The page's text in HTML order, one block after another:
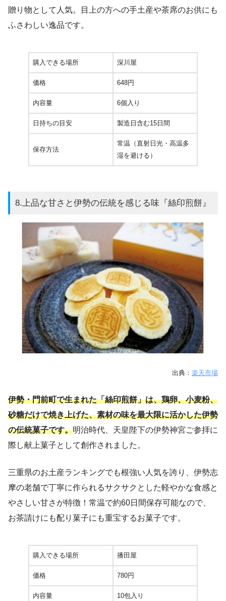
贈り物として人気。目上の方への手土産や茶席のお供にも
ふさわしい逸品です。
購入できる場所 深川屋
価格 648円
内容量 6個入り
日持ちの目安 製造日含む15日間
保存方法
常温（直射日光・高温多
湿を避ける）
8.上品な甘さと伊勢の伝統を感じる味『絲印煎餅』
出典： 楽天市場
伊勢・門前町で生まれた「絲印煎餅」は、鶏卵、小麦粉、
砂糖だけで焼き上げた、素材の味を最大限に活かした伊勢
の伝統菓子です。明治時代、天皇陛下の伊勢神宮ご参拝に
際し献上菓子として創作されました。
三重県のお土産ランキングでも根強い人気を誇り、伊勢志
摩の老舗で丁寧に作られるサクサクとした軽やかな食感と
やさしい甘さが特徴！常温で約60日間保存可能なので、
お茶請けにも配り菓子にも重宝するお菓子です。
購入できる場所 播田屋
価格 780円
内容量 10包入り